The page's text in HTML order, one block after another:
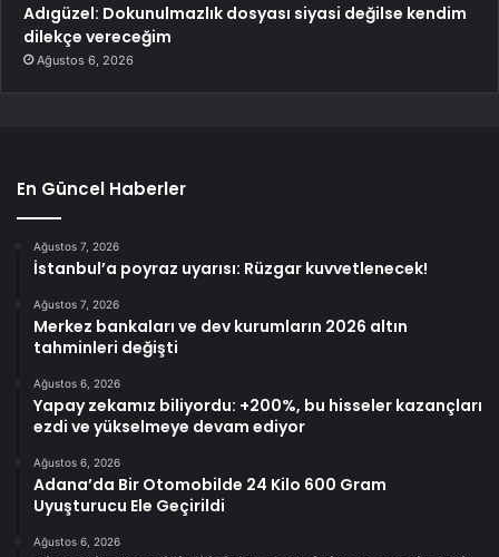
Adıgüzel: Dokunulmazlık dosyası siyasi değilse kendim
dilekçe vereceğim
Ağustos 6, 2026
En Güncel Haberler
Ağustos 7, 2026
İstanbul’a poyraz uyarısı: Rüzgar kuvvetlenecek!
Ağustos 7, 2026
Merkez bankaları ve dev kurumların 2026 altın
tahminleri değişti
Ağustos 6, 2026
Yapay zekamız biliyordu: +200%, bu hisseler kazançları
ezdi ve yükselmeye devam ediyor
Ağustos 6, 2026
Adana’da Bir Otomobilde 24 Kilo 600 Gram
Uyuşturucu Ele Geçirildi
Ağustos 6, 2026